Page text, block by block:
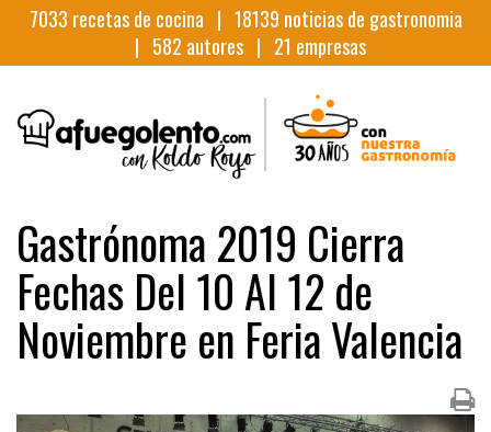
7033 recetas de cocina | 18139 noticias de gastronomia
| 582 autores | 21 empresas
Gastrónoma 2019 Cierra
Fechas Del 10 Al 12 de
Noviembre en Feria Valencia